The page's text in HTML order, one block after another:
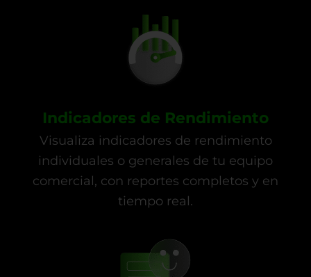
Indicadores de Rendimiento
Visualiza indicadores de rendimiento
individuales o generales de tu equipo
comercial, con reportes completos y en
tiempo real.